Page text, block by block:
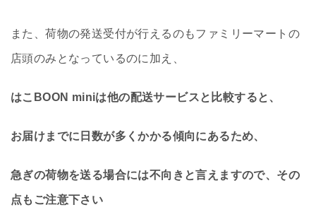
また、荷物の発送受付が行えるのもファミリーマートの
店頭のみとなっているのに加え、
はこBOON miniは他の配送サービスと比較すると、
お届けまでに日数が多くかかる傾向にあるため、
急ぎの荷物を送る場合には不向きと言えますので、その
点もご注意下さい